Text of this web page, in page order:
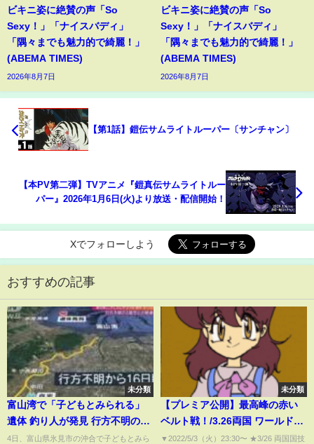
ビキニ姿に絶賛の声「So
Sexy！」「ナイスバディ」
「隅々までも魅力的で綺麗！」
(ABEMA TIMES)
2026年8月7日
ビキニ姿に絶賛の声「So
Sexy！」「ナイスバディ」
「隅々までも魅力的で綺麗！」
(ABEMA TIMES)
2026年8月7日
【第1話】鎧伝サムライトルーパー〔サンチャン〕
【本PV第二弾】TVアニメ『鎧真伝サムライトルー
パー』2026年1月6日(火)より放送・配信開始！
Xでフォローしよう
おすすめの記事
未分類
富山湾で「子どもとみられる」
遺体 釣り人が発見 行方不明の2
歳男児との関連は(2022年9月4
4日、富山県氷見市の沖合で子どもとみら
未分類
【プレミア公開】最高峰の赤い
ベルト戦！/3.26両国 ワールド戦
朱里vsジュリア/舞華＆テクラvs
▼2022/5/3（火）23:30​​​​​​​​​​〜 ★3/26 両国国技